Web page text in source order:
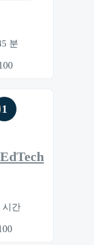
분
1
시간